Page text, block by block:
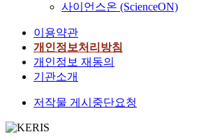
사이언스온 (ScienceON)
이용약관
개인정보처리방침
개인정보 재동의
기관소개
저작물 게시중단요청